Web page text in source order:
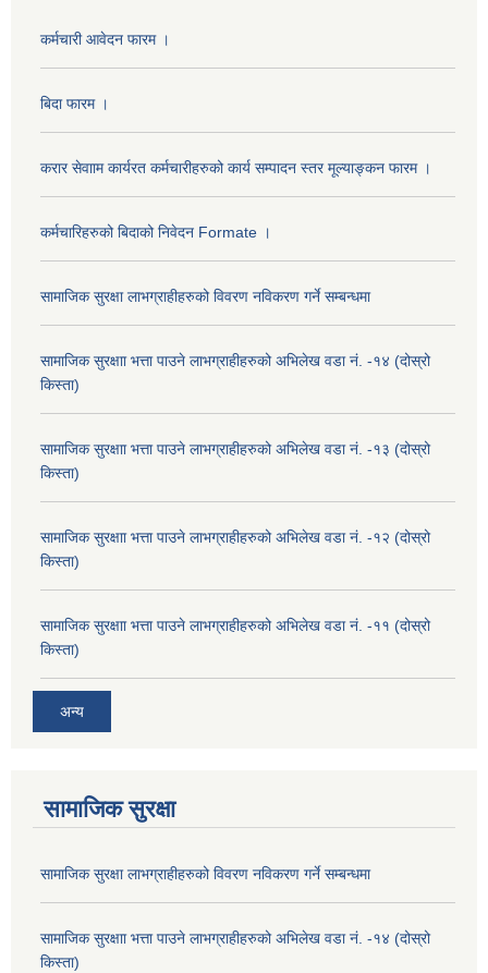
कर्मचारी आवेदन फारम ।
बिदा फारम ।
करार सेवााम कार्यरत कर्मचारीहरुको कार्य सम्पादन स्तर मूल्याङ्कन फारम ।
कर्मचारिहरुको बिदाको निवेदन Formate ।
सामाजिक सुरक्षा लाभग्राहीहरुको विवरण नविकरण गर्ने सम्बन्धमा
सामाजिक सुरक्षाा भत्ता पाउने लाभग्राहीहरुको अभिलेख वडा नं. -१४ (दोस्रो
किस्ता)
सामाजिक सुरक्षाा भत्ता पाउने लाभग्राहीहरुको अभिलेख वडा नं. -१३ (दोस्रो
किस्ता)
सामाजिक सुरक्षाा भत्ता पाउने लाभग्राहीहरुको अभिलेख वडा नं. -१२ (दोस्रो
किस्ता)
सामाजिक सुरक्षाा भत्ता पाउने लाभग्राहीहरुको अभिलेख वडा नं. -११ (दोस्रो
किस्ता)
अन्य
सामाजिक सुरक्षा
सामाजिक सुरक्षा लाभग्राहीहरुको विवरण नविकरण गर्ने सम्बन्धमा
सामाजिक सुरक्षाा भत्ता पाउने लाभग्राहीहरुको अभिलेख वडा नं. -१४ (दोस्रो
किस्ता)